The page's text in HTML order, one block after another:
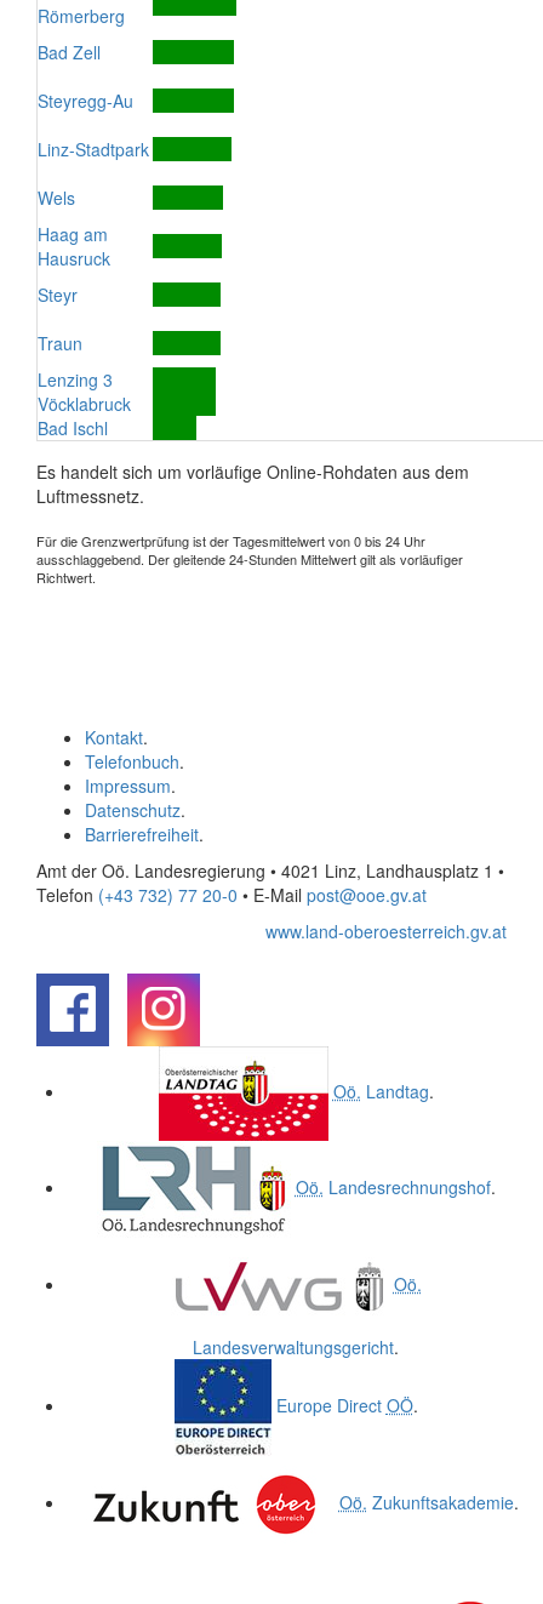
Römerberg
Bad Zell
Steyregg-Au
Linz-Stadtpark
Wels
Haag am
Hausruck
Steyr
Traun
Lenzing 3
Vöcklabruck
Bad Ischl
Es handelt sich um vorläufige Online-Rohdaten aus dem
Luftmessnetz.
Für die Grenzwertprüfung ist der Tagesmittelwert von 0 bis 24 Uhr
ausschlaggebend. Der gleitende 24-Stunden Mittelwert gilt als vorläufiger
Richtwert.
Kontakt.
Telefonbuch.
Impressum.
Datenschutz.
Barrierefreiheit.
Amt der Oö. Landesregierung • 4021 Linz, Landhausplatz 1 •
Telefon (+43 732) 77 20-0 • E-Mail post@ooe.gv.at
www.land-oberoesterreich.gv.at
Oö. Landtag.
Oö. Landesrechnungshof.
Oö.
Landesverwaltungsgericht.
Europe Direct OÖ.
Oö. Zukunftsakademie.